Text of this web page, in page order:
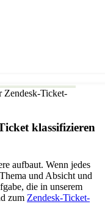
Zendesk-Ticket-
klassifizieren
aufbaut. Wenn jedes
und Absicht und
die in unserem
zum Zendesk-Ticket-